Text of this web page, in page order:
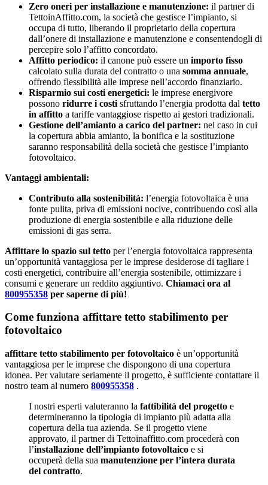
Zero oneri per installazione e manutenzione: il partner di
TettoinAffitto.com, la società che gestisce l’impianto, si
occupa di tutto, liberando il proprietario della copertura
dall’onere di installazione e manutenzione e consentendogli di
percepire solo l’affitto concordato.
Affitto periodico: il canone può essere un importo fisso
calcolato sulla durata del contratto o una somma annuale,
offrendo flessibilità alle imprese nell’accordo finanziario.
Risparmio sui costi energetici: le imprese energivore
possono ridurre i costi sfruttando l’energia prodotta dal tetto
in affitto a tariffe vantaggiose rispetto ai gestori tradizionali.
Gestione dell’amianto a carico del partner: nel caso in cui
la copertura abbia amianto, la bonifica e la sostituzione
saranno responsabilità della società che gestisce l’impianto
fotovoltaico.
Vantaggi ambientali:
Contributo alla sostenibilità: l’energia fotovoltaica è una
fonte pulita, priva di emissioni nocive, contribuendo così alla
produzione di energia sostenibile e alla riduzione delle
emissioni di gas serra.
Affittare lo spazio sul tetto per l’energia fotovoltaica rappresenta
un’opportunità vantaggiosa per le imprese desiderose di tagliare i
costi energetici, contribuire all’energia sostenibile, ottimizzare i
consumi e generare un reddito aggiuntivo. Chiamaci ora al
800955358 per saperne di più!
Come funziona affittare tetto stabilimento per
fotovoltaico
affittare tetto stabilimento per fotovoltaico è un’opportunità
vantaggiosa per le imprese che dispongono di una copertura
idonea. Per valutare seriamente il progetto, è sufficiente contattare il
nostro team al numero 800955358 .
I nostri esperti valuteranno la fattibilità del progetto e
determineranno la tipologia di impianto più adatta alla
copertura della tua azienda. Se il progetto viene
approvato, il partner di Tettoinaffitto.com procederà con
l’installazione dell’impianto fotovoltaico e si
occuperà della sua manutenzione per l’intera durata
del contratto.